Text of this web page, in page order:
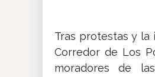
Tras protestas y
Corredor de Los
moradores de